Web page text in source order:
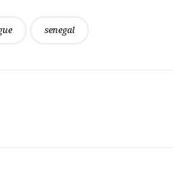
senegal